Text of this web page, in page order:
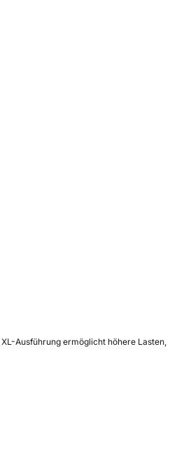
Ausführung ermöglicht höhere Lasten,